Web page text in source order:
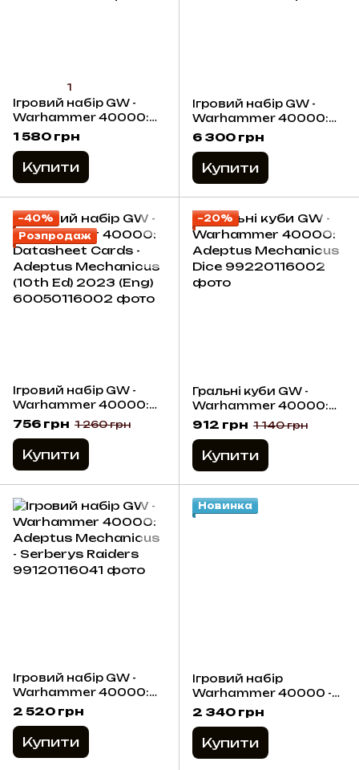
1
Ігровий набір GW -
Warhammer 40000:
Adeptus Mechanicus -
Sydonian Skatros
1 580 грн
Купити
Ігровий набір GW -
Warhammer 40000:
Combat Patrol -
Adeptus Mechanicus
6 300 грн
Купити
−40%
Розпродаж
Ігровий набір GW -
Warhammer 40000:
Datasheet Cards -
Adeptus Mechanicus
(10th Ed) 2023 (Eng)
756 грн 1 260 грн
Купити
−20%
Гральні куби GW -
Warhammer 40000:
Adeptus Mechanicus
912 грн 1 140 грн
Купити
Ігровий набір GW -
Warhammer 40000:
Adeptus Mechanicus -
Serberys Raiders
2 520 грн
Купити
Новинка
Ігровий набір
Warhammer 40000 -
Adeptus Mechanicus:
Hastarii
2 340 грн
Купити